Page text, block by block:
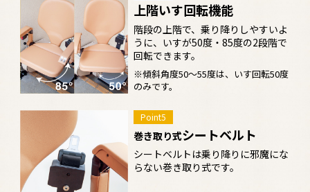
上階いす回転機能
階段の上階で、乗り降りしやすいよ
うに、いすが50度・85度の2段階で
回転できます。
※傾斜角度50〜55度は、いす回転50度
のみです。
Point5
巻き取り式シートベルト
シートベルトは乗り降りに邪魔にな
らない巻き取り式です。